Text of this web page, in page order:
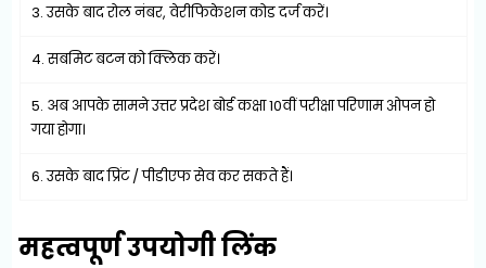
3. उसके बाद रोल नंबर, वेरीफिकेशन कोड दर्ज करें।
4. सबमिट बटन को क्लिक करें।
5. अब आपके सामने उत्तर प्रदेश बोर्ड कक्षा 10वीं परीक्षा परिणाम ओपन हो
गया होगा।
6. उसके बाद प्रिंट / पीडीएफ सेव कर सकते हैं।
महत्वपूर्ण उपयोगी लिंक